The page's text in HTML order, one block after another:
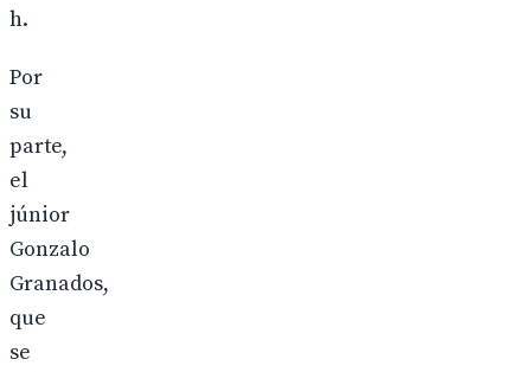
h.
Por
su
parte,
el
júnior
Gonzalo
Granados,
que
se